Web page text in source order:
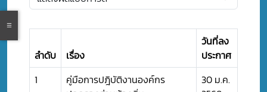
ลำดับ เรื่อง
วันที่ลง
ประกาศ
1
คู่มือการปฎิบัติงานองค์กร
30 ม.ค.